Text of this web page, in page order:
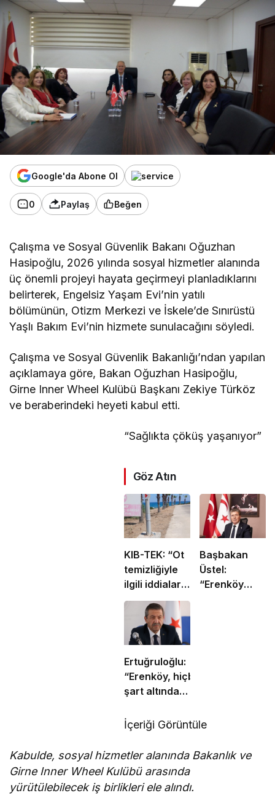
Google'da Abone Ol
0 Paylaş Beğen
Çalışma ve Sosyal Güvenlik Bakanı Oğuzhan
Hasipoğlu, 2026 yılında sosyal hizmetler alanında
üç önemli projeyi hayata geçirmeyi planladıklarını
belirterek, Engelsiz Yaşam Evi’nin yatılı
bölümünün, Otizm Merkezi ve İskele’de Sınırüstü
Yaşlı Bakım Evi’nin hizmete sunulacağını söyledi.
Çalışma ve Sosyal Güvenlik Bakanlığı’ndan yapılan
açıklamaya göre, Bakan Oğuzhan Hasipoğlu,
Girne Inner Wheel Kulübü Başkanı Zekiye Türköz
ve beraberindeki heyeti kabul etti.
“Sağlıkta çöküş yaşanıyor”
Göz Atın
KIB-TEK: “Ot
temizliğiyle
ilgili iddialar
doğru değil”
Başbakan
Üstel:
“Erenköy
Ertuğruloğlu:
“Erenköy, hiçbir
şart altında
etmeyeceğimizin
İçeriği Görüntüle
Kabulde, sosyal hizmetler alanında Bakanlık ve
Girne Inner Wheel Kulübü arasında
yürütülebilecek iş birlikleri ele alındı.